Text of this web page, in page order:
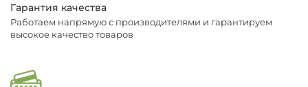
Гарантия качества
Работаем напрямую с производителями и гарантируем
высокое качество товаров